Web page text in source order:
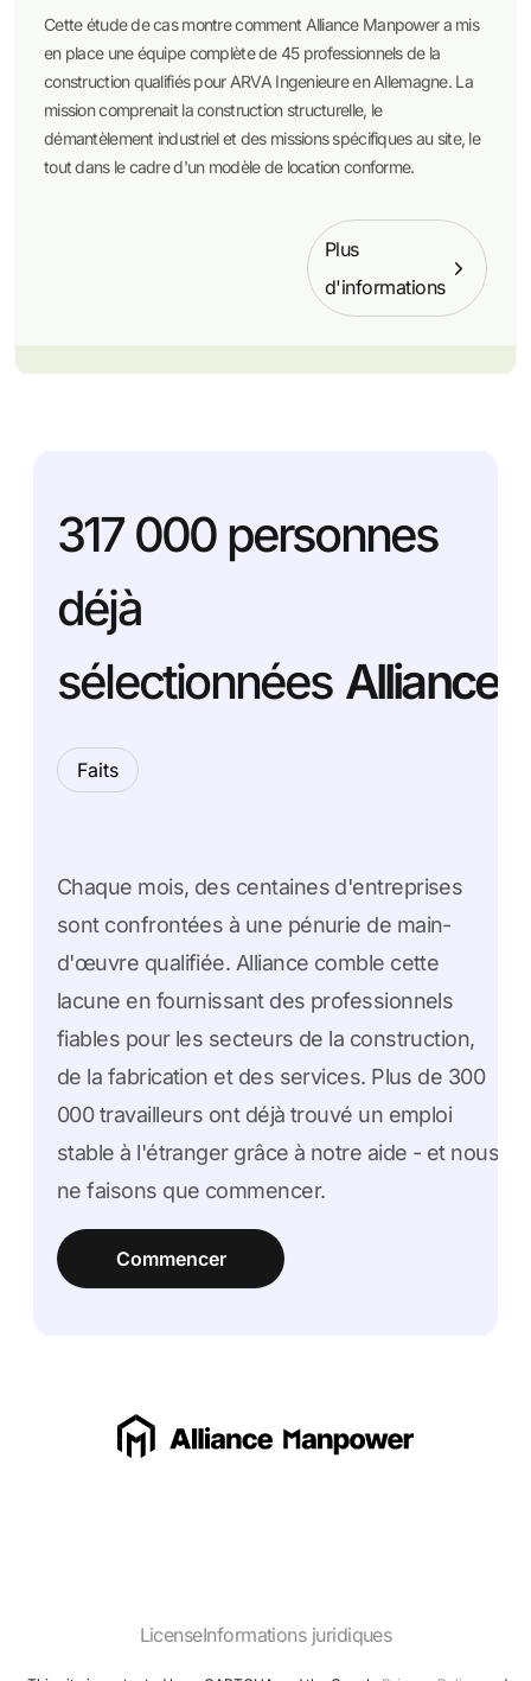
Cette étude de cas montre comment Alliance Manpower a mis
en place une équipe complète de 45 professionnels de la
construction qualifiés pour ARVA Ingenieure en Allemagne. La
mission comprenait la construction structurelle, le
démantèlement industriel et des missions spécifiques au site, le
tout dans le cadre d'un modèle de location conforme.
Plus
d'informations
317 000personnes
déjà
sélectionnées Alliance
Faits
Chaque mois, des centaines d'entreprises
sont confrontées à une pénurie de main-
d'œuvre qualifiée. Alliance comble cette
lacune en fournissant des professionnels
fiables pour les secteurs de la construction,
de la fabrication et des services. Plus de 300
000 travailleurs ont déjà trouvé un emploi
stable à l'étranger grâce à notre aide - et nous
ne faisons que commencer.
Commencer
LicenseInformations juridiques